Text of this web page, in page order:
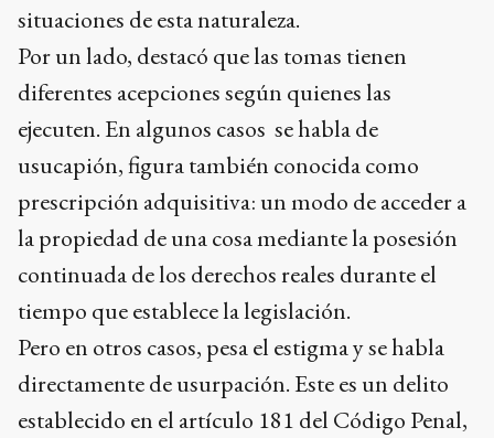
situaciones de esta naturaleza.
Por un lado, destacó que las tomas tienen
diferentes acepciones según quienes las
ejecuten. En algunos casos se habla de
usucapión, figura también conocida como
prescripción adquisitiva: un modo de acceder a
la propiedad de una cosa mediante la posesión
continuada de los derechos reales durante el
tiempo que establece la legislación.
Pero en otros casos, pesa el estigma y se habla
directamente de usurpación. Este es un delito
establecido en el artículo 181 del Código Penal,